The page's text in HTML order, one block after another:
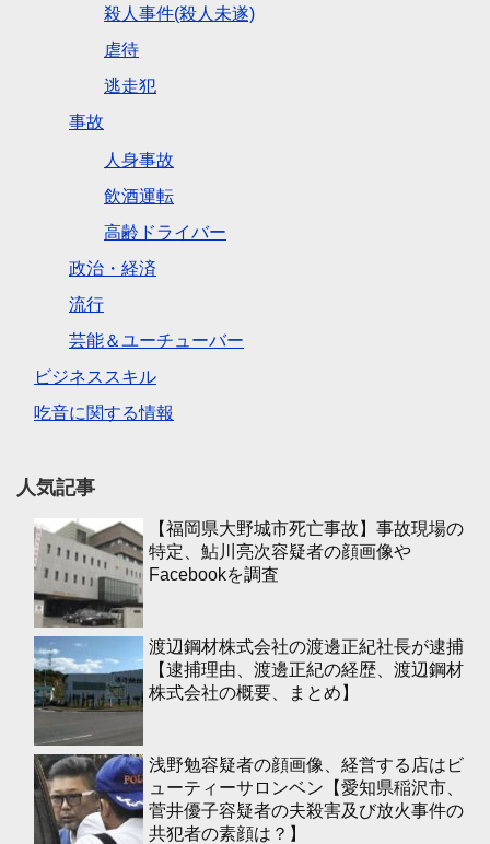
殺人事件(殺人未遂)
虐待
逃走犯
事故
人身事故
飲酒運転
高齢ドライバー
政治・経済
流行
芸能＆ユーチューバー
ビジネススキル
吃音に関する情報
人気記事
【福岡県大野城市死亡事故】事故現場の
特定、鮎川亮次容疑者の顔画像や
Facebookを調査
渡辺鋼材株式会社の渡邊正紀社長が逮捕
【逮捕理由、渡邊正紀の経歴、渡辺鋼材
株式会社の概要、まとめ】
浅野勉容疑者の顔画像、経営する店はビ
ューティーサロンベン【愛知県稲沢市、
菅井優子容疑者の夫殺害及び放火事件の
共犯者の素顔は？】